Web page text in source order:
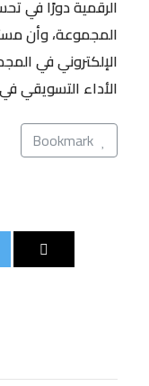
الرقمية دورًا في
المجموعة، وأن
الإلكتروني في
الأداء التسويقي
Bookmark